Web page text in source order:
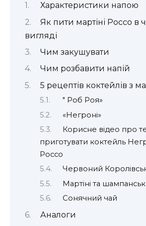
Характеристики напою
Як пити мартіні Россо в
вигляді
Чим закушувати
Чим розбавити напій
5 рецептів коктейлів з
" Роб Роя»
«Негроні»
Корисне відео про
приготувати коктейль
Россо
Червоний
Мартіні та
Сонячний чай
Аналоги